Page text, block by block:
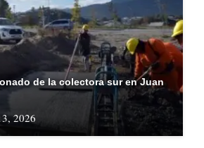
de la colectora sur en Juan
2026